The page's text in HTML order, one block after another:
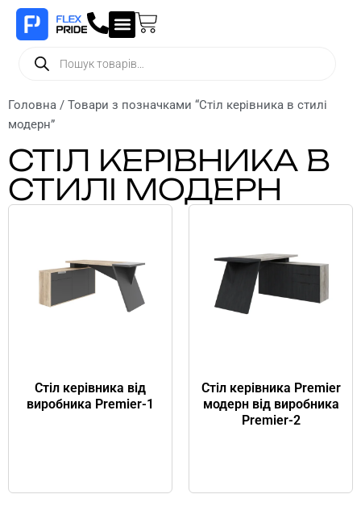
Головна / Товари з позначками “Стіл керівника в стилі
модерн”
СТІЛ КЕРІВНИКА В
СТИЛІ МОДЕРН
Стіл керівника від
виробника Premier-1
Стіл керівника Premier
модерн від виробника
Premier-2